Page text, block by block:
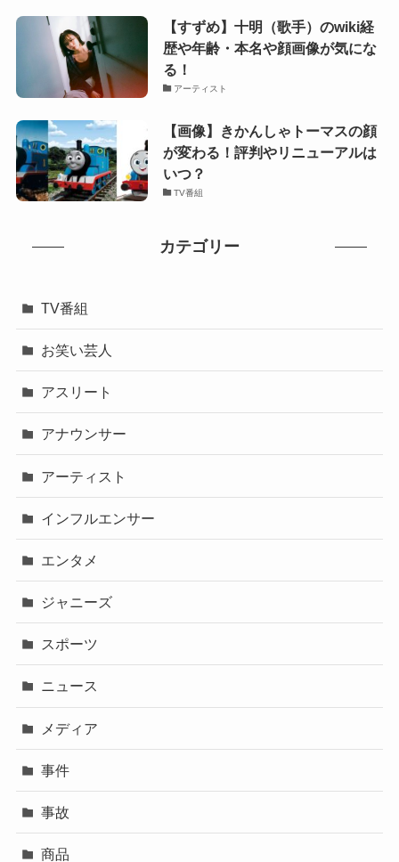
【すずめ】十明（歌手）のwiki経
歴や年齢・本名や顔画像が気にな
る！
アーティスト
【画像】きかんしゃトーマスの顔
が変わる！評判やリニューアルは
いつ？
TV番組
カテゴリー
TV番組
お笑い芸人
アスリート
アナウンサー
アーティスト
インフルエンサー
エンタメ
ジャニーズ
スポーツ
ニュース
メディア
事件
事故
商品